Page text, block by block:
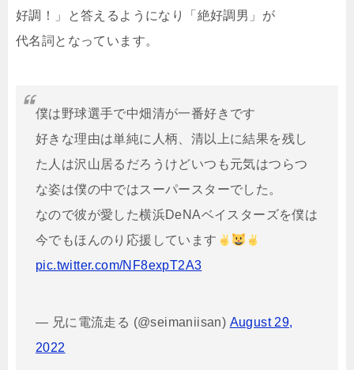
好調！」と答えるようになり「絶好調男」が
代名詞となっています。
僕は野球選手で中畑清が一番好きです
好きな理由は単純に人柄、清以上に結果を残し
た人は沢山居るだろうけどいつも元気はつらつ
な姿は僕の中ではスーパースターでした。
なので彼が愛した横浜DeNAベイスターズを僕は
今でもほんのり応援しています
pic.twitter.com/NF8expT2A3
— 兄に電流走る (@seimaniisan) August 29,
2022